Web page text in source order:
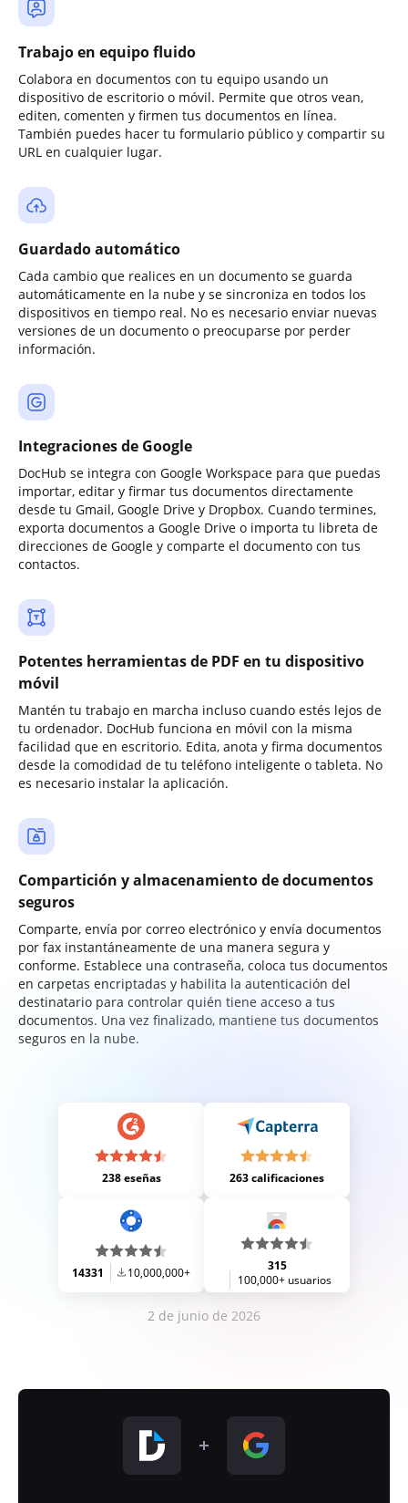
Trabajo en equipo fluido
Colabora en documentos con tu equipo usando un
dispositivo de escritorio o móvil. Permite que otros vean,
editen, comenten y firmen tus documentos en línea.
También puedes hacer tu formulario público y compartir su
URL en cualquier lugar.
Guardado automático
Cada cambio que realices en un documento se guarda
automáticamente en la nube y se sincroniza en todos los
dispositivos en tiempo real. No es necesario enviar nuevas
versiones de un documento o preocuparse por perder
información.
Integraciones de Google
DocHub se integra con Google Workspace para que puedas
importar, editar y firmar tus documentos directamente
desde tu Gmail, Google Drive y Dropbox. Cuando termines,
exporta documentos a Google Drive o importa tu libreta de
direcciones de Google y comparte el documento con tus
contactos.
Potentes herramientas de PDF en tu dispositivo
móvil
Mantén tu trabajo en marcha incluso cuando estés lejos de
tu ordenador. DocHub funciona en móvil con la misma
facilidad que en escritorio. Edita, anota y firma documentos
desde la comodidad de tu teléfono inteligente o tableta. No
es necesario instalar la aplicación.
Compartición y almacenamiento de documentos
seguros
Comparte, envía por correo electrónico y envía documentos
por fax instantáneamente de una manera segura y
conforme. Establece una contraseña, coloca tus documentos
en carpetas encriptadas y habilita la autenticación del
destinatario para controlar quién tiene acceso a tus
documentos. Una vez finalizado, mantiene tus documentos
seguros en la nube.
238 eseñas 263 calificaciones
14331 10,000,000+
315
100,000+ usuarios
2 de junio de 2026